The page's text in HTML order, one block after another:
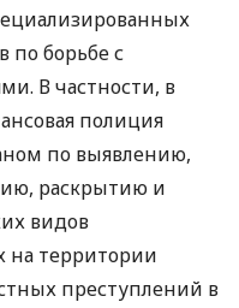
по борьбе с
В частности, в
полиция
по выявлению,
раскрытию и
видов
на территории
преступлений в